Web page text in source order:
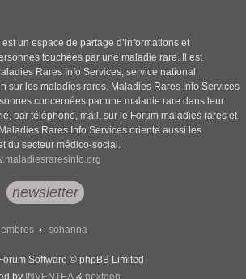
un espace de partage d’informations et
touchées par une maladie rare. Il est
Rares Info Services, service national
sur les maladies rares. Maladies Rares Info Services
concernées par une maladie rare dans leur
par téléphone, mail, sur le Forum maladies rares et
Rares Info Services oriente aussi les
du secteur médico-social.
newsletter
sohanna
Software © phpBB Limited
by INVENTEA & nextgen